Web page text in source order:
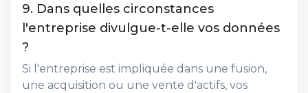
9. Dans quelles circonstances
l'entreprise divulgue-t-elle vos données
?
Si l'entreprise est impliquée dans une fusion,
une acquisition ou une vente d'actifs, vos